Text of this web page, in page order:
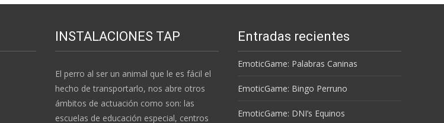
INSTALACIONES TAP
El perro al ser un animal que le es fácil el
hecho de transportarlo, nos abre otros
ámbitos de actuación como son: las
escuelas de educación especial, centros
Entradas recientes
EmoticGame: Palabras Caninas
EmoticGame: Bingo Perruno
EmoticGame: DNI’s Equinos